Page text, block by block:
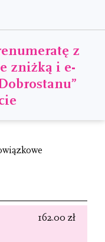
z
zniżką i e-
162.00 zł